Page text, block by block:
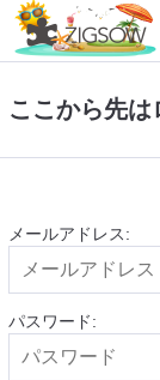
ここから先は
メールアドレス:
パスワード: